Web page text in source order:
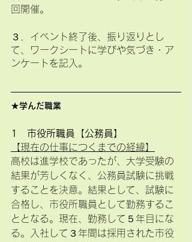
回開催。
３．イベント終了後、振り返りとし
て、ワークシートに学びや気づき・ア
ンケートを記入。
★学んだ職業
1　市役所職員【公務員】
【現在の仕事につくまでの経緯】
高校は進学校であったが、大学受験の
結果が芳しくなく、公務員試験に挑戦
することを決意。結果として、試験に
合格し、市役所職員として勤務するこ
ととなる。現在、勤務して５年目にな
る。入社して３年間は採用された市役